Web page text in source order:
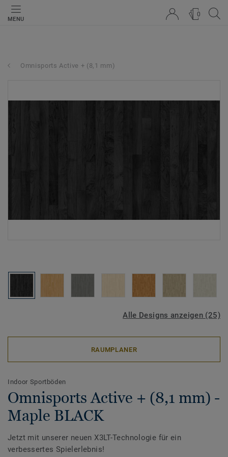
MENU
0
Omnisports Active + (8,1 mm)
Alle Designs anzeigen (25)
RAUMPLANER
Indoor Sportböden
Omnisports Active + (8,1 mm) -
Maple BLACK
Jetzt mit unserer neuen X3LT-Technologie für ein
verbessertes Spielerlebnis!